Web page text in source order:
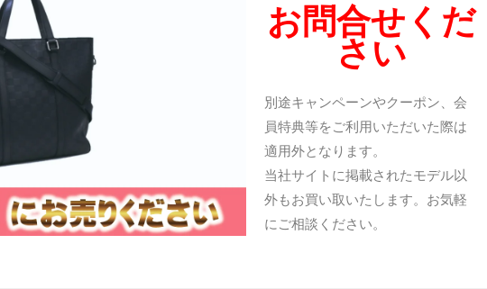
お問合せくだ
さい
別途キャンペーンやクーポン、会
員特典等をご利用いただいた際は
適用外となります。
当社サイトに掲載されたモデル以
外もお買い取いたします。お気軽
にご相談ください。